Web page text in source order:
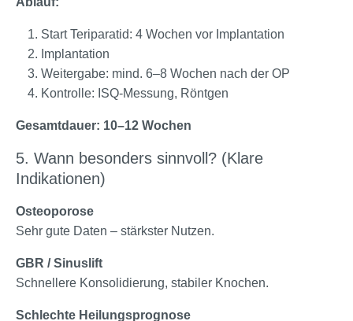
Start Teriparatid: 4 Wochen vor Implantation
Implantation
Weitergabe: mind. 6–8 Wochen nach der OP
Kontrolle: ISQ-Messung, Röntgen
Gesamtdauer: 10–12 Wochen
5. Wann besonders sinnvoll? (Klare
Indikationen)
Osteoporose
Sehr gute Daten – stärkster Nutzen.
GBR / Sinuslift
Schnellere Konsolidierung, stabiler Knochen.
Schlechte Heilungsprognose